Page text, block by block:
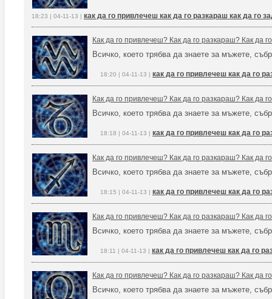
18:23 | 04-11-13 | как да го привлечеш как да го разкараш как да го
Как да го привлечеш? Как да го разкараш? Как да
Всичко, което трябва да знаете за мъжете,
18:20 | 04-11-13 | как да го привлечеш как да го
Как да го привлечеш? Как да го разкараш? Как да
Всичко, което трябва да знаете за мъжете,
18:18 | 04-11-13 | как да го привлечеш как да го
Как да го привлечеш? Как да го разкараш? Как да
Всичко, което трябва да знаете за мъжете,
18:15 | 04-11-13 | как да го привлечеш как да го
Как да го привлечеш? Как да го разкараш? Как да
Всичко, което трябва да знаете за мъжете,
18:11 | 04-11-13 | как да го привлечеш как да го
Как да го привлечеш? Как да го разкараш? Как да
Всичко, което трябва да знаете за мъжете,